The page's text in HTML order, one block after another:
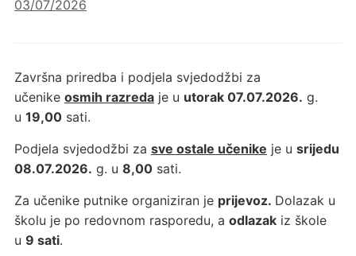
03/07/2026
Završna priredba i podjela svjedodžbi za
učenike osmih razredaje u utorak 07.07.2026. g.
u 19,00sati.
Podjela svjedodžbi za sve ostale učenike je u srijedu
08.07.2026. g. u 8,00sati.
Za učenike putnike organiziran je prijevoz. Dolazak u
školu je po redovnom rasporedu, a odlazakiz škole
u 9 sati.